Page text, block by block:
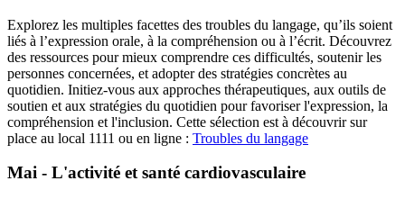
Explorez les multiples facettes des troubles du langage, qu’ils soient
liés à l’expression orale, à la compréhension ou à l’écrit. Découvrez
des ressources pour mieux comprendre ces difficultés, soutenir les
personnes concernées, et adopter des stratégies concrètes au
quotidien. Initiez-vous aux approches thérapeutiques, aux outils de
soutien et aux stratégies du quotidien pour favoriser l'expression, la
compréhension et l'inclusion. Cette sélection est à découvrir sur
place au local 1111 ou en ligne : Troubles du langage
Mai - L'activité et santé cardiovasculaire